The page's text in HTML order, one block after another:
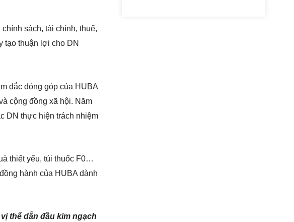
sách, tài chính, thuế,
tạo thuận lợi cho DN
đắc đóng góp của HUBA
cộng đồng xã hội. Năm
DN thực hiện trách nhiệm
thiết yếu, túi thuốc F0…
hành của HUBA dành
thế dẫn đầu kim ngạch